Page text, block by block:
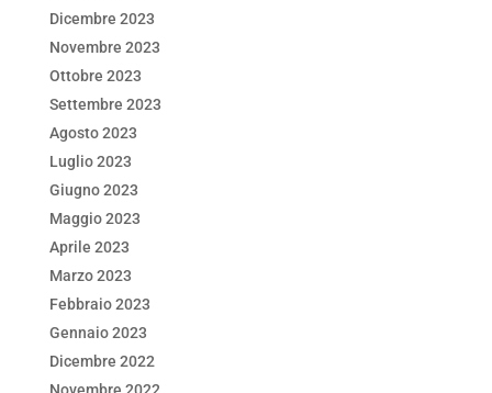
Dicembre 2023
Novembre 2023
Ottobre 2023
Settembre 2023
Agosto 2023
Luglio 2023
Giugno 2023
Maggio 2023
Aprile 2023
Marzo 2023
Febbraio 2023
Gennaio 2023
Dicembre 2022